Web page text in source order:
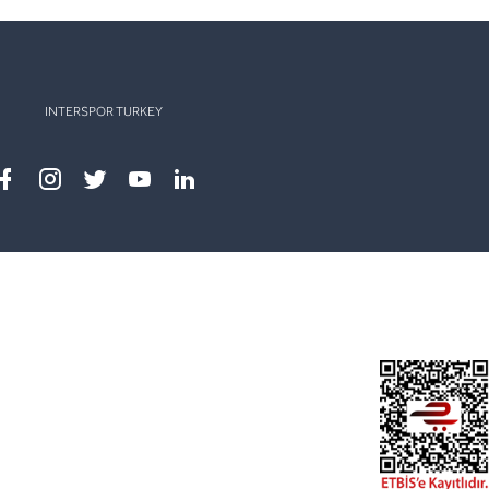
INTERSPOR TURKEY